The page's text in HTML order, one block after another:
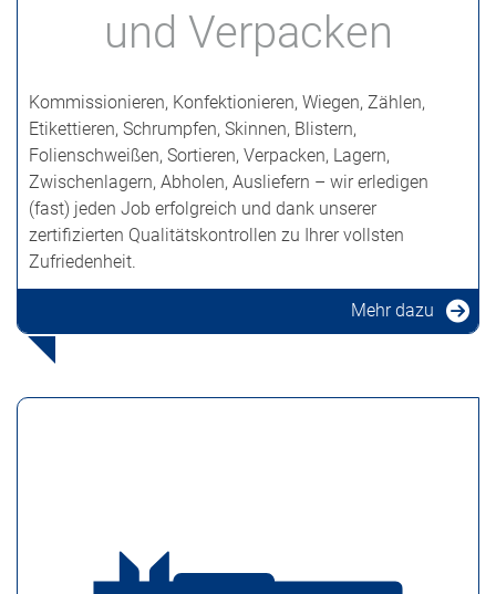
und Verpacken
Kommissionieren, Konfektionieren, Wiegen, Zählen,
Etikettieren, Schrumpfen, Skinnen, Blistern,
Folienschweißen, Sortieren, Verpacken, Lagern,
Zwischenlagern, Abholen, Ausliefern – wir erledigen
(fast) jeden Job erfolgreich und dank unserer
zertifizierten Qualitätskontrollen zu Ihrer vollsten
Zufriedenheit.
Mehr dazu